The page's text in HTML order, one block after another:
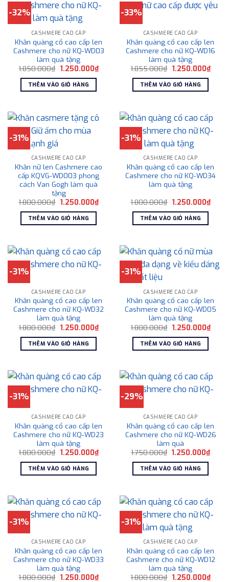
-32%
CASHMERE CAO CẤP
Khăn quàng cổ cao cấp len
Cashmere cho nữ KQ-WD03
làm quà tặng
1.850.000₫ Giá
là:
1.850.000₫.
1.250.000₫Giá
hiện
1.250.000₫.
THÊM VÀO GIỎ HÀNG
-33%
CASHMERE CAO CẤP
Khăn quàng cổ cao cấp len
Cashmere cho nữ KQ-WD16
làm quà tặng
1.855.000₫ Giá
là:
1.855.000₫.
1.250.000₫Giá
hiện
THÊM VÀO GIỎ HÀNG
-31%
CASHMERE CAO CẤP
Khăn nữ len Cashmere cao
cấp KQVG-WD003 phong
cách Van Gogh làm quà
tặng
1.800.000₫ Giá
là:
1.800.000₫.
1.250.000₫Giá
THÊM VÀO GIỎ HÀNG
-31%
CASHMERE CAO CẤP
Khăn quàng cổ cao cấp len
Cashmere cho nữ KQ-WD34
làm quà tặng
1.800.000₫ Giá
là:
1.800.000₫.
1.250.000₫Giá
THÊM VÀO GIỎ HÀNG
-31%
CASHMERE CAO CẤP
Khăn quàng cổ cao cấp len
Cashmere cho nữ KQ-WD32
làm quà tặng
1.800.000₫ Giá
là:
1.800.000₫.
1.250.000₫Giá
hiện
1.250.000₫.
THÊM VÀO GIỎ HÀNG
-31%
CASHMERE CAO CẤP
Khăn quàng cổ cao cấp len
Cashmere cho nữ KQ-WD05
làm quà tặng
1.800.000₫ Giá
là:
1.800.000₫.
1.250.000₫Giá
hiện
THÊM VÀO GIỎ HÀNG
-31%
CASHMERE CAO CẤP
Khăn quàng cổ cao cấp len
Cashmere cho nữ KQ-WD23
làm quà tặng
1.800.000₫ Giá
là:
1.800.000₫.
1.250.000₫Giá
hiện
1.250.000₫.
THÊM VÀO GIỎ HÀNG
-29%
CASHMERE CAO CẤP
Khăn quàng cổ cao cấp len
Cashmere cho nữ KQ-WD26
làm quà
1.750.000₫ Giá
là:
1.750.000₫.
1.250.000₫Giá
hiện
THÊM VÀO GIỎ HÀNG
-31%
CASHMERE CAO CẤP
Khăn quàng cổ cao cấp len
Cashmere cho nữ KQ-WD33
làm quà tặng
1.800.000₫ Giá
1.250.000₫Giá
-31%
CASHMERE CAO CẤP
Khăn quàng cổ cao cấp len
Cashmere cho nữ KQ-WD12
làm quà tặng
1.800.000₫ Giá
1.250.000₫Giá